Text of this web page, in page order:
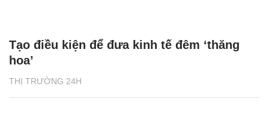
THỊ TRƯỜNG 24H
Tạo điều kiện để đưa kinh tế đêm ‘thăng
hoa’